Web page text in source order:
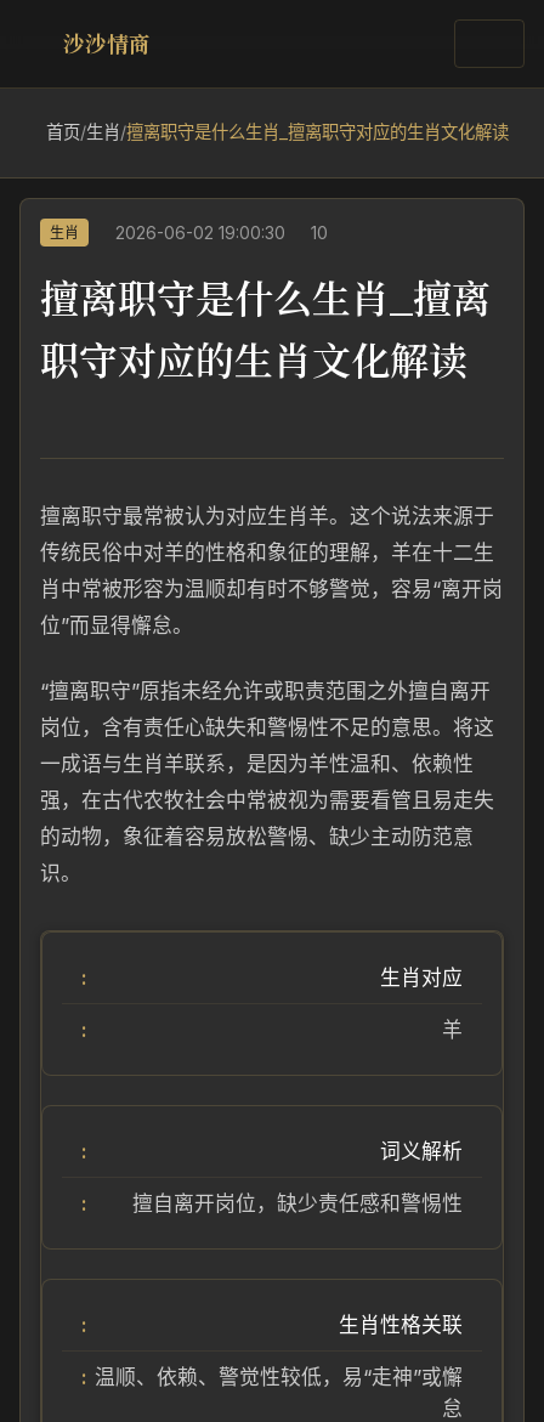
沙沙情商
首页/生肖/擅离职守是什么生肖_擅离职守对应的生肖文化解读
生肖 2026-06-02 19:00:30 10
擅离职守是什么生肖_擅离
职守对应的生肖文化解读
擅离职守最常被认为对应生肖羊。这个说法来源于
传统民俗中对羊的性格和象征的理解，羊在十二生
肖中常被形容为温顺却有时不够警觉，容易“离开岗
位”而显得懈怠。
“擅离职守”原指未经允许或职责范围之外擅自离开
岗位，含有责任心缺失和警惕性不足的意思。将这
一成语与生肖羊联系，是因为羊性温和、依赖性
强，在古代农牧社会中常被视为需要看管且易走失
的动物，象征着容易放松警惕、缺少主动防范意
识。
生肖对应
羊
词义解析
擅自离开岗位，缺少责任感和警惕性
生肖性格关联
温顺、依赖、警觉性较低，易“走神”或懈
怠